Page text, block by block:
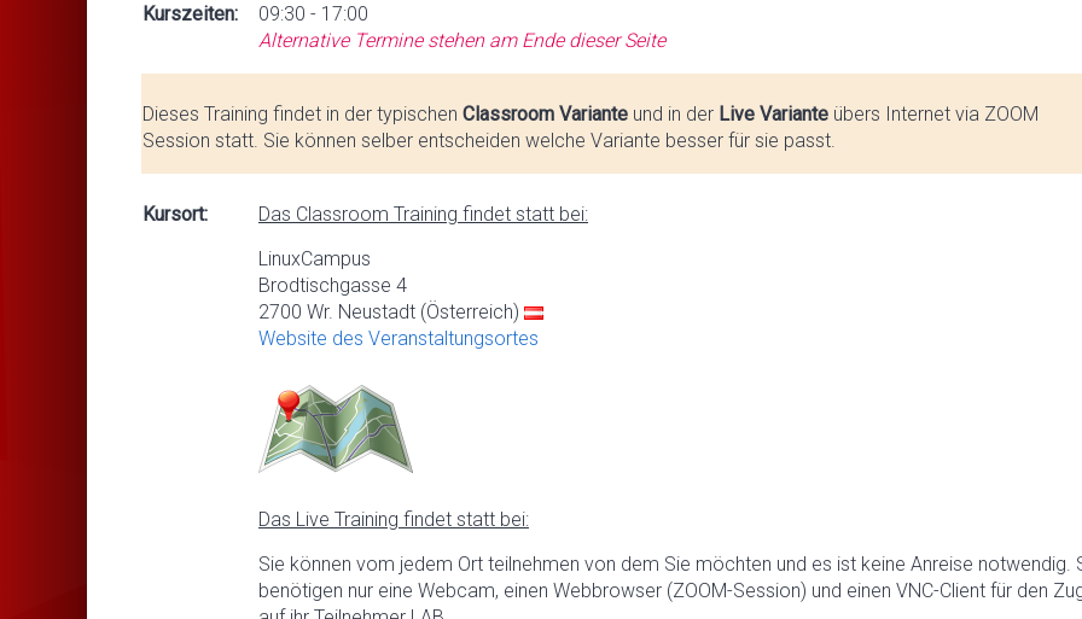
Kurszeiten:
09:30 - 17:00
Alternative Termine stehen am Ende dieser Seite
Dieses Training findet in der typischen Classroom Variante und in der Live Variante übers Internet via ZOOM
Session statt. Sie können selber entscheiden welche Variante besser für sie passt.
Kursort:
Das Classroom Training findet statt bei:
LinuxCampus
Brodtischgasse 4
2700 Wr. Neustadt (Österreich)
Website des Veranstaltungsortes
Das Live Training findet statt bei:
Sie können vom jedem Ort teilnehmen von dem Sie möchten und es ist keine Anreise notwendig.
benötigen nur eine Webcam, einen Webbrowser (ZOOM-Session) und einen VNC-Client für den